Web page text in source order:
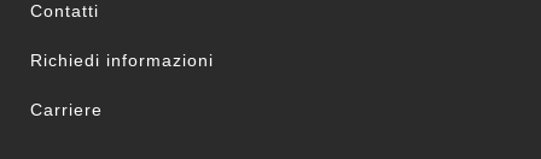
Contatti
Richiedi informazioni
Carriere